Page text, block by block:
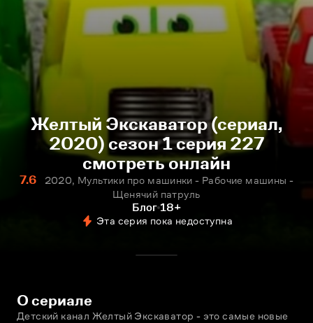
Желтый Экскаватор (сериал,
2020) сезон 1 серия 227
смотреть онлайн
7.6
2020, Мультики про машинки - Рабочие машины -
Щенячий патруль
Блог 18+
Эта серия пока недоступна
О сериале
Детский канал Желтый Экскаватор - это самые новые